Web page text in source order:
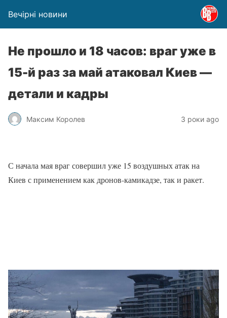
Вечірні новини
​Не прошло и 18 часов: враг уже в
15-й раз за май атаковал Киев —
детали и кадры
Максим Королев 3 роки ago
С начала мая враг совершил уже 15 воздушных атак на
Киев с применением как дронов-камикадзе, так и ракет.